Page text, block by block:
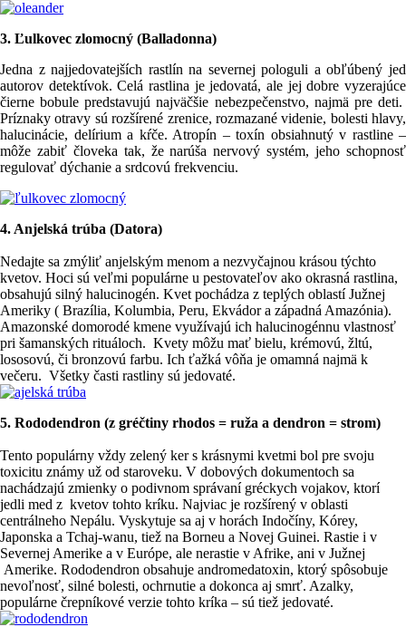
3. Ľulkovec zlomocný (Balladonna)
Jedna z najjedovatejších rastlín na severnej pologuli a obľúbený jed
autorov detektívok. Celá rastlina je jedovatá, ale jej dobre vyzerajúce
čierne bobule predstavujú najväčšie nebezpečenstvo, najmä pre deti.
Príznaky otravy sú rozšírené zrenice, rozmazané videnie, bolesti hlavy,
halucinácie, delírium a kŕče. Atropín – toxín obsiahnutý v rastline –
môže zabiť človeka tak, že narúša nervový systém, jeho schopnosť
regulovať dýchanie a srdcovú frekvenciu.
4. Anjelská trúba (Datora)
Nedajte sa zmýliť anjelským menom a nezvyčajnou krásou týchto
kvetov. Hoci sú veľmi populárne u pestovateľov ako okrasná rastlina,
obsahujú silný halucinogén. Kvet pochádza z teplých oblastí Južnej
Ameriky ( Brazília, Kolumbia, Peru, Ekvádor a západná Amazónia).
Amazonské domorodé kmene využívajú ich halucinogénnu vlastnosť
pri šamanských rituáloch. Kvety môžu mať bielu, krémovú, žltú,
lososovú, či bronzovú farbu. Ich ťažká vôňa je omamná najmä k
večeru. Všetky časti rastliny sú jedovaté.
5. Rododendron (z gréčtiny rhodos = ruža a dendron = strom)
Tento populárny vždy zelený ker s krásnymi kvetmi bol pre svoju
toxicitu známy už od staroveku. V dobových dokumentoch sa
nachádzajú zmienky o podivnom správaní gréckych vojakov, ktorí
jedli med z kvetov tohto kríku. Najviac je rozšírený v oblasti
centrálneho Nepálu. Vyskytuje sa aj v horách Indočíny, Kórey,
Japonska a Tchaj-wanu, tiež na Borneu a Novej Guinei. Rastie i v
Severnej Amerike a v Európe, ale nerastie v Afrike, ani v Južnej
Amerike. Rododendron obsahuje andromedatoxin, ktorý spôsobuje
nevoľnosť, silné bolesti, ochrnutie a dokonca aj smrť. Azalky,
populárne črepníkové verzie tohto kríka – sú tiež jedovaté.